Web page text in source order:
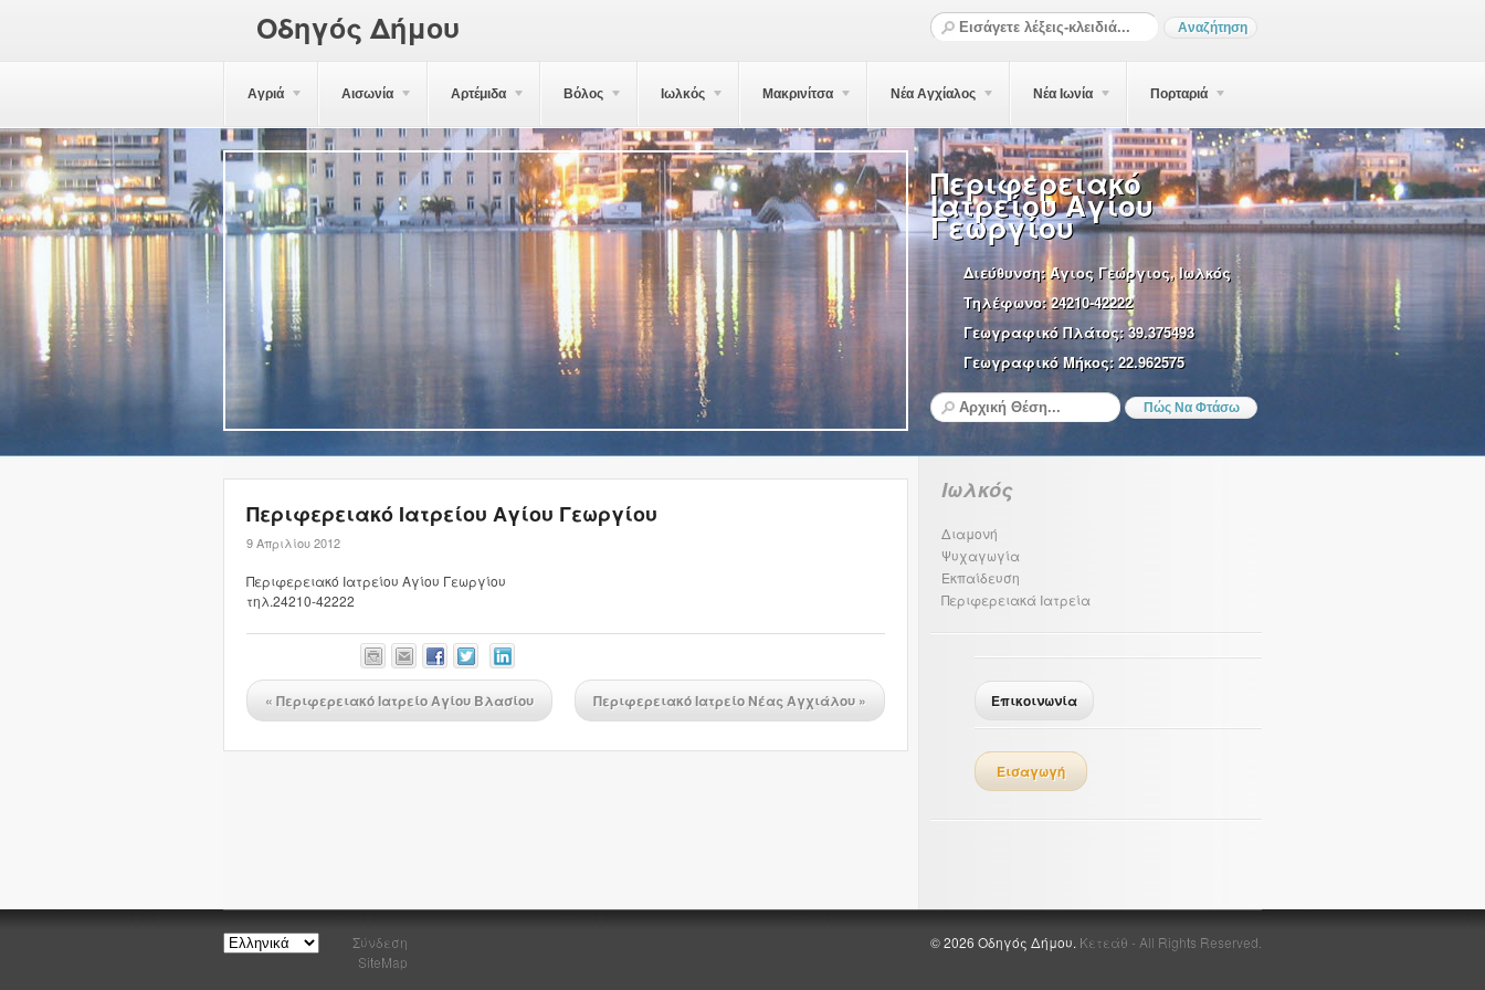
Οδηγός Δήμου
Αγριά Αισωνία Αρτέμιδα Βόλος Ιωλκός Μακρινίτσα Νέα Αγχίαλος Νέα Ιωνία Πορταριά
Περιφερειακό
Ιατρείου Αγίου
Γεωργίου
Διεύθυνση:Άγιος Γεώργιος, Ιωλκός
Τηλέφωνο:24210-42222
Γεωγραφικό Πλάτος:39.375493
Γεωγραφικό Μήκος:22.962575
Περιφερειακό Ιατρείου Αγίου Γεωργίου
9 Απριλίου 2012
Περιφερειακό Ιατρείου Αγίου Γεωργίου
τηλ.24210-42222
« Περιφερειακό Ιατρείο Αγίου Βλασίου Περιφερειακό Ιατρείο Νέας Αγχιάλου »
Ιωλκός
Διαμονή
Ψυχαγωγία
Εκπαίδευση
Περιφερειακά Ιατρεία
Επικοινωνία
Εισαγωγή
Σύνδεση
SiteMap
© 2026 Οδηγός Δήμου. Κετεάθ - All Rights Reserved.